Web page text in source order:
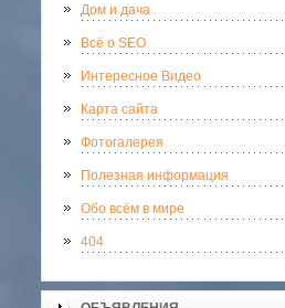
Дом и дача
Всё о SEO
Интересное Видео
Карта сайта
Фотогалерея
Полезная информация
Обо всём в мире
404